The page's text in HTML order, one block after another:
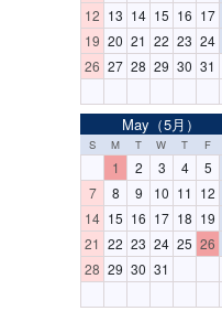
12 13 14 15 16 17
19 20 21 22 23 24
26 27 28 29 30 31
May（5月）
S M T W T F
1 2 3 4 5
7
8 9 10 11 12
14 15 16 17 18 19
21 22 23 24 25 26
28 29 30 31